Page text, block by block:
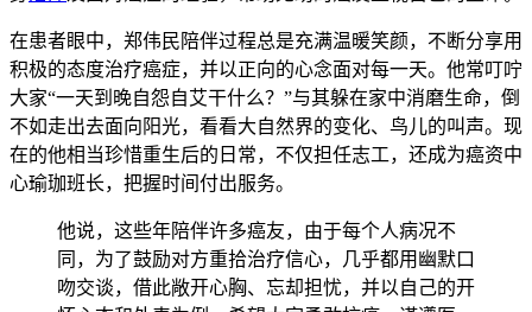
在患者眼中，郑伟民陪伴过程总是充满温暖笑颜，不断分享用
积极的态度治疗癌症，并以正向的心念面对每一天。他常叮咛
大家“一天到晚自怨自艾干什么？”与其躲在家中消磨生命，倒
不如走出去面向阳光，看看大自然界的变化、鸟儿的叫声。现
在的他相当珍惜重生后的日常，不仅担任志工，还成为癌资中
心瑜珈班长，把握时间付出服务。
他说，这些年陪伴许多癌友，由于每个人病况不
同，为了鼓励对方重拾治疗信心，几乎都用幽默口
吻交谈，借此敞开心胸、忘却担忧，并以自己的开